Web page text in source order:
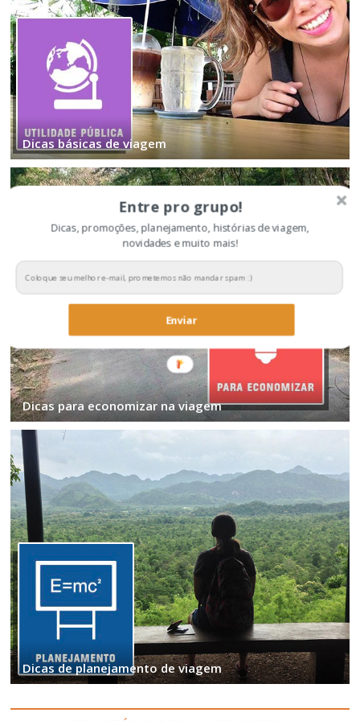
Dicas básicas de viagem
Dicas para economizar na viagem
Dicas de planejamento de viagem
Entre pro grupo!
Dicas, promoções, planejamento, histórias de viagem,
novidades e muito mais!
Enviar